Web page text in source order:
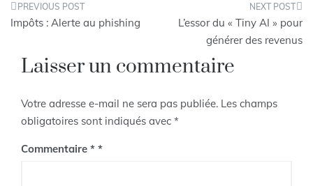
Navigation
l’article
Impôts : Alerte au phishing
L’essor du « Tiny AI » pour
générer des revenus
Laisser un commentaire
Votre adresse e-mail ne sera pas publiée. Les champs
obligatoires sont indiqués avec *
Commentaire *